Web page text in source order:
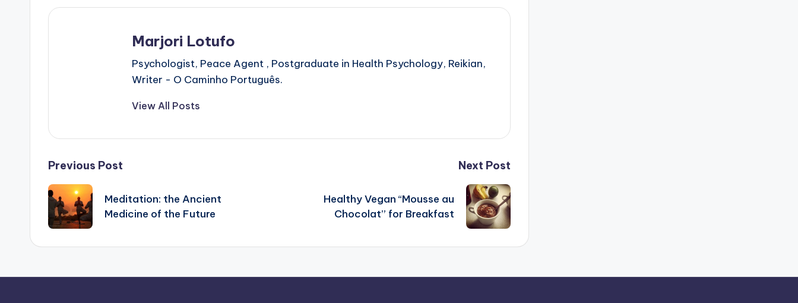
Marjori Lotufo
Psychologist, Peace Agent , Postgraduate in Health Psychology, Reikian,
Writer - O Caminho Português.
View All Posts
Post
navigation
Previous Post
Meditation: the Ancient
Medicine of the Future
Next Post
Healthy Vegan “Mousse au
Chocolat” for Breakfast